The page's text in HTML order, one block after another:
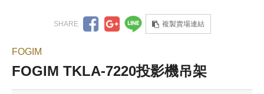
複製賣場連結
FOGIM
FOGIM TKLA-7220投影機吊架